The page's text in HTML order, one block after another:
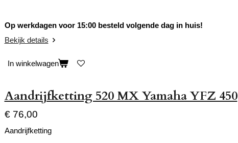
Op werkdagen voor 15:00 besteld volgende dag in huis!
Bekijk details
In winkelwagen
Aandrijfketting 520 MX Yamaha YFZ 450
€ 76,00
Aandrijfketting